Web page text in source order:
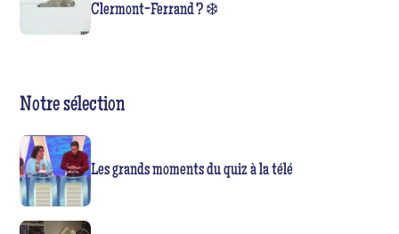
Clermont-Ferrand ? ❄️
Notre sélection
Les grands moments du quiz à la télé